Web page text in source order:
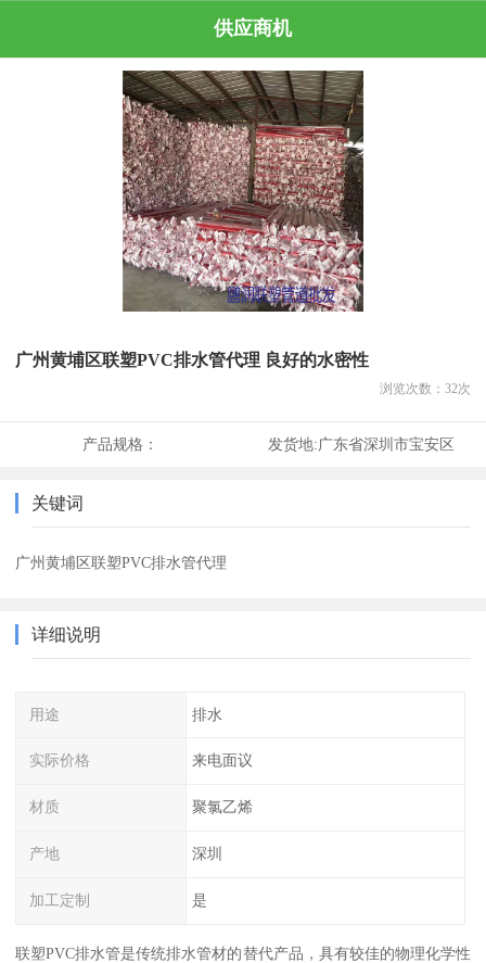
供应商机
广州黄埔区联塑PVC排水管代理 良好的水密性
浏览次数： 32次
产品规格： 发货地:广东省深圳市宝安区
关键词
广州黄埔区联塑PVC排水管代理
详细说明
用途 排水
实际价格 来电面议
材质 聚氯乙烯
产地 深圳
加工定制 是
联塑PVC排水管是传统排水管材的替代产品，具有较佳的物理化学性